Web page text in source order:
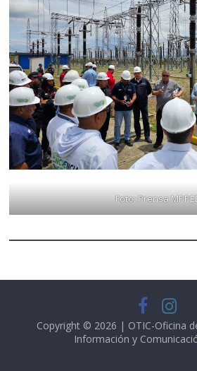
Foto: Prensa
Copyright © 2026 | OTIC-Oficina
Información y